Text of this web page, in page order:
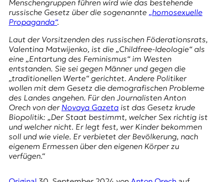
O
D
E
R
W
i
s
s
e
n
,
J
Menschengruppen führen wird wie das bestehende
russische Gesetz über die sogenannte „homosexuelle
Propaganda“.
Laut der Vorsitzenden des russischen Föderationsrats,
Valentina Matwijenko, ist die „Childfree-Ideologie“ als
eine „Entartung des Feminismus“ im Westen
entstanden. Sie sei gegen Männer und gegen die
„traditionellen Werte“ gerichtet. Andere Politiker
wollen mit dem Gesetz die demografischen Probleme
des Landes angehen. Für den Journalisten Anton
Orech von der Novaya Gazetaist das Gesetz krude
Biopolitik: „Der Staat bestimmt, welcher Sex richtig ist
und welcher nicht. Er legt fest, wer Kinder bekommen
soll und wie viele. Er verbietet der Bevölkerung, nach
eigenem Ermessen über den eigenen Körper zu
verfügen.“